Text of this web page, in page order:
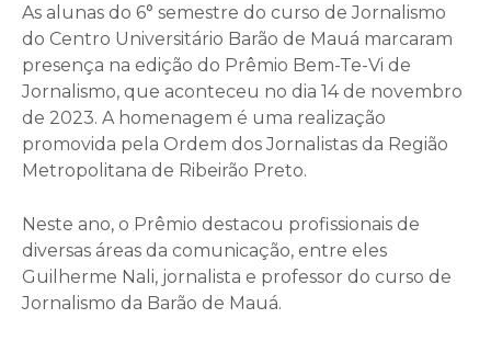
As alunas do 6° semestre do curso de Jornalismo
do Centro Universitário Barão de Mauá marcaram
presença na edição do Prêmio Bem-Te-Vi de
Jornalismo, que aconteceu no dia 14 de novembro
de 2023. A homenagem é uma realização
promovida pela Ordem dos Jornalistas da Região
Metropolitana de Ribeirão Preto.
Neste ano, o Prêmio destacou profissionais de
diversas áreas da comunicação, entre eles
Guilherme Nali, jornalista e professor do curso de
Jornalismo da Barão de Mauá.